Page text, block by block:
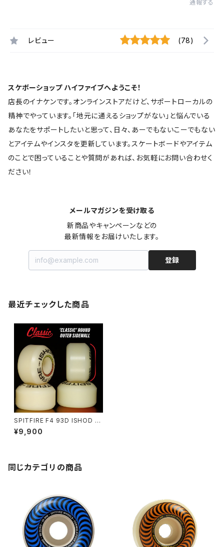
通報する
レビュー (78)
スケボーショップ ハイファイブへようこそ！
店長のイナケンです。オンラインストアだけど、サポートローカルの
精神でやっています。「地元に通えるショップがない」と悩んでいる
あなたをサポートしたいと思って、日々、あーでもないこーでもない
とアイテムやインスタを更新しています。スケートボードやアイテム
のことで困っていることや質問があれば、お気軽にお問い合わせく
ださい！
メールマガジンを受け取る
新商品やキャンペーンなどの
最新情報をお届けいたします。
登録
最近チェックした商品
SPITFIRE F4 93D ISHOD L
OCK-IN CLASSIC
¥9,900
同じカテゴリの商品